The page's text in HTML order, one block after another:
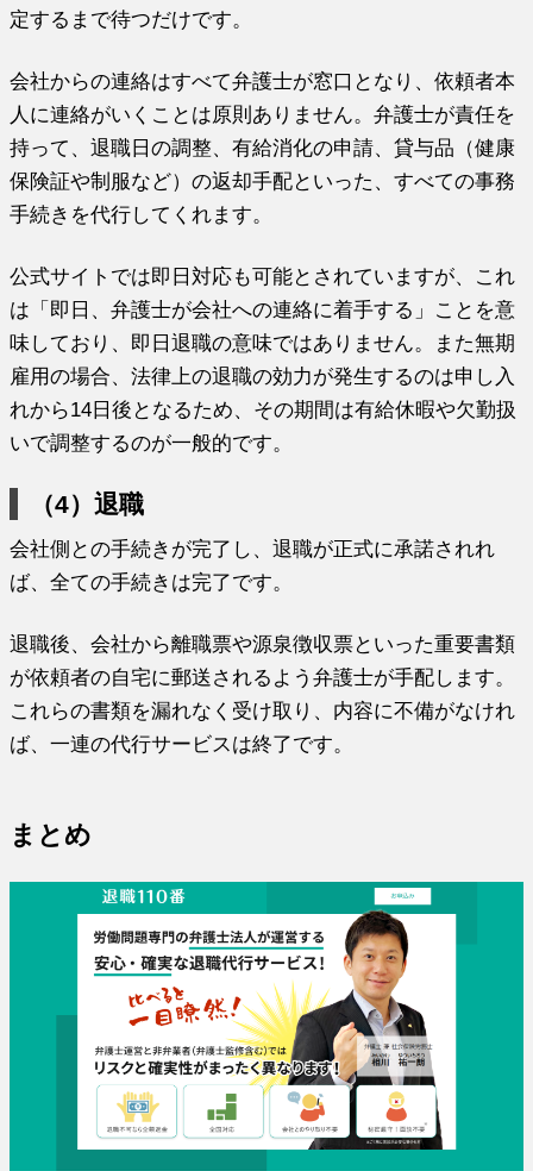
定するまで待つだけです。
会社からの連絡はすべて弁護士が窓口となり、依頼者本
人に連絡がいくことは原則ありません。弁護士が責任を
持って、退職日の調整、有給消化の申請、貸与品（健康
保険証や制服など）の返却手配といった、すべての事務
手続きを代行してくれます。
公式サイトでは即日対応も可能とされていますが、これ
は「即日、弁護士が会社への連絡に着手する」ことを意
味しており、即日退職の意味ではありません。また無期
雇用の場合、法律上の退職の効力が発生するのは申し入
れから14日後となるため、その期間は有給休暇や欠勤扱
いで調整するのが一般的です。
（4）退職
会社側との手続きが完了し、退職が正式に承諾されれ
ば、全ての手続きは完了です。
退職後、会社から離職票や源泉徴収票といった重要書類
が依頼者の自宅に郵送されるよう弁護士が手配します。
これらの書類を漏れなく受け取り、内容に不備がなけれ
ば、一連の代行サービスは終了です。
まとめ